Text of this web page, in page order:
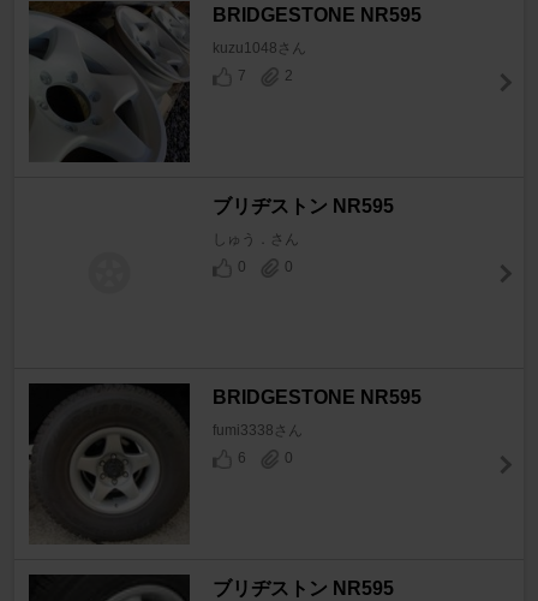
BRIDGESTONE NR595
kuzu1048さん
7
2
ブリヂストン NR595
しゅう．さん
0
0
BRIDGESTONE NR595
fumi3338さん
6
0
ブリヂストン NR595